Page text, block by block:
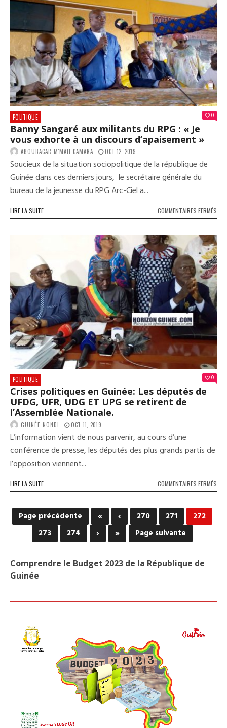
EN
À
24
DE
LA
POLITIQUE 0
Banny Sangaré aux militants du RPG : « Je
vous exhorte à un discours d’apaisement »
ABOUBACAR M'MAH CAMARA OCT 12, 2019
Soucieux de la situation sociopolitique de la république de
Guinée dans ces derniers jours, le secrétaire générale du
bureau de la jeunesse du RPG Arc-Ciel a...
LIRE LA SUITE COMMENTAIRES FERMÉS
AUX
DU
RPG
:
«
JE
À
UN
»
POLITIQUE 0
Crises politiques en Guinée: Les députés de
UFDG, UFR, UDG ET UPG se retirent de
l’Assemblée Nationale.
GUINÉE NONDI OCT 11, 2019
L’information vient de nous parvenir, au cours d’une
conférence de presse, les députés des plus grands partis de
l’opposition viennent...
LIRE LA SUITE COMMENTAIRES FERMÉS
Page précédente « ‹ 270 271
272
273
274 › » Page suivante
Comprendre le Budget 2023 de la République de
Guinée